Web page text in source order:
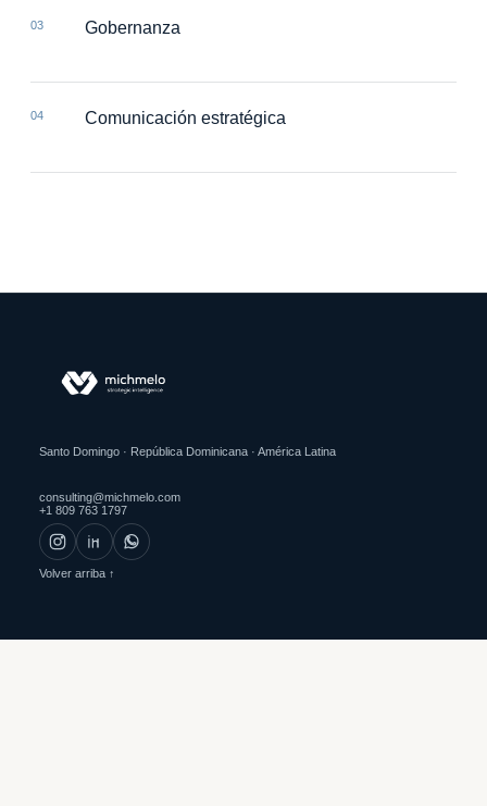
03 Gobernanza
04 Comunicación estratégica
Santo Domingo · República Dominicana · América Latina
consulting@michmelo.com
+1 809 763 1797
Volver arriba ↑